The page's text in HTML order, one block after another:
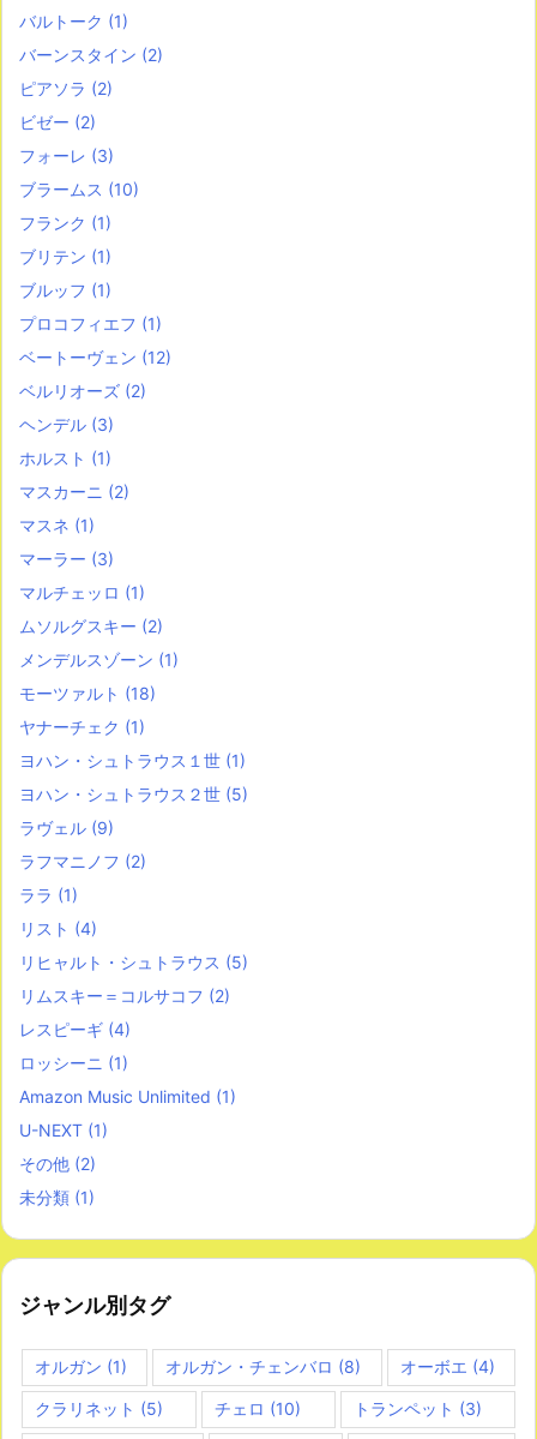
バルトーク (1)
バーンスタイン (2)
ピアソラ (2)
ビゼー (2)
フォーレ (3)
ブラームス (10)
フランク (1)
ブリテン (1)
ブルッフ (1)
プロコフィエフ (1)
ベートーヴェン (12)
ベルリオーズ (2)
ヘンデル (3)
ホルスト (1)
マスカーニ (2)
マスネ (1)
マーラー (3)
マルチェッロ (1)
ムソルグスキー (2)
メンデルスゾーン (1)
モーツァルト (18)
ヤナーチェク (1)
ヨハン・シュトラウス１世 (1)
ヨハン・シュトラウス２世 (5)
ラヴェル (9)
ラフマニノフ (2)
ララ (1)
リスト (4)
リヒャルト・シュトラウス (5)
リムスキー＝コルサコフ (2)
レスピーギ (4)
ロッシーニ (1)
Amazon Music Unlimited (1)
U-NEXT (1)
その他 (2)
未分類 (1)
ジャンル別タグ
オルガン (1) オルガン・チェンバロ (8) オーボエ (4)
クラリネット (5) チェロ (10) トランペット (3)